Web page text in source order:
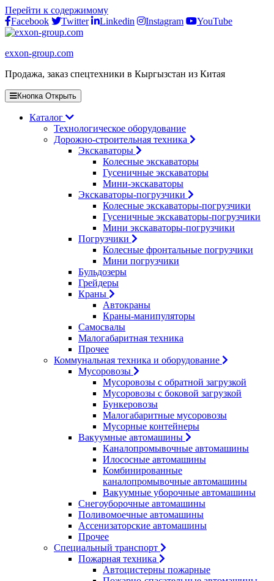
Перейти к содержимому
Facebook
Twitter Linkedin Instagram YouTube
exxon-group.com
Продажа, заказ спецтехники в Кыргызстан из Китая
Кнопка Открыть
Каталог
Технологическое оборудование
Дорожно-строительная техника
Экскаваторы
Колесные экскаваторы
Гусеничные экскаваторы
Мини-экскаваторы
Экскаваторы-погрузчики
Колесные экскаваторы-погрузчики
Гусеничные экскаваторы-погрузчики
Мини экскаваторы-погрузчики
Погрузчики
Колесные фронтальные погрузчики
Мини погрузчики
Бульдозеры
Грейдеры
Краны
Автокраны
Краны-манипуляторы
Самосвалы
Малогабаритная техника
Прочее
Коммунальная техника и оборудование
Мусоровозы
Мусоровозы с обратной загрузкой
Мусоровозы с боковой загрузкой
Бункеровозы
Малогабаритные мусоровозы
Мусорные контейнеры
Вакуумные автомашины
Каналопромывочные автомашины
Илососные автомашины
Комбинированные
каналопромывочные автомашины
Вакуумные уборочные автомашины
Снегоуборочные автомашины
Поливомоечные автомашины
Ассенизаторские автомашины
Прочее
Специальный транспорт
Пожарная техника
Автоцистерны пожарные